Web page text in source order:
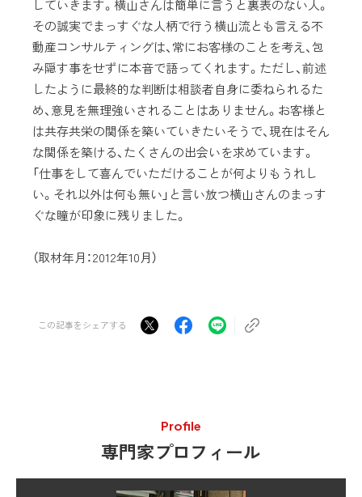
していきます。横山さんは簡単に言うと裏表のない人。
その誠実でまっすぐな人柄で行う横山流とも言える不
動産コンサルティングは、常にお客様のことを考え、包
み隠す事をせずに本音で語ってくれます。ただし、前述
したように最終的な判断は相談者自身に委ねられるた
め、意見を無理強いされることはありません。お客様と
は共存共栄の関係を築いていきたいそうで、現在はそん
な関係を築ける、たくさんの出会いを求めています。
「仕事をして喜んでいただけることが何よりもうれし
い。それ以外は何も無い」と言い放つ横山さんのまっす
ぐな瞳が印象に残りました。
（取材年月：2012年10月）
この記事をシェアする
Profile
専門家プロフィール